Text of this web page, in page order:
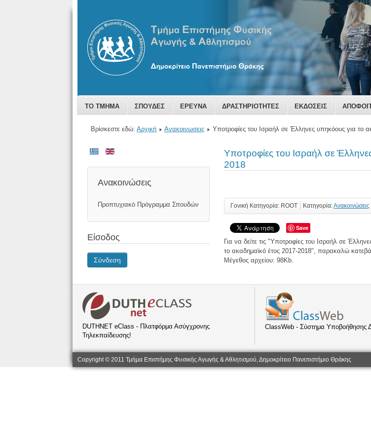
ΤΟ ΤΜΗΜΑ ΣΠΟΥΔΕΣ ΕΡΕΥΝΑ ΔΡΑΣΤΗΡΙΟΤΗΤΕΣ ΕΚΔΟΣΕΙΣ
Βρίσκεστε εδώ: Αρχική Ανακοινωσεις Υποτροφίες του Ισραήλ σε Έλληνες υπηκόους για το
Ανακοινώσεις
Προπτυχιακό Πρόγραμμα Σπουδών
Είσοδος
Σύνδεση
Υποτροφίες του Ισραήλ σε
2018
Γονική Κατηγορία: ROOT Κατηγορία:Ανακοινώσεις
Save
Για να δείτε τις "Υποτροφίες του Ισραήλ σε
το ακαδημαϊκό έτος 2017-2018", παρακαλώ
Μέγεθος αρχείου: 98Kb.
DUTHNET eClass - Πλατφόρμα Ασύγχρονης
Τηλεκπαίδευσης!
ClassWeb - Σύστημα Υποβοήθησης
Copyright © 2011 Τμήμα Επιστήμης Φυσικής Αγωγής & Αθλητισμού, Δημοκρίτειο Πανεπιστήμιο Θράκης